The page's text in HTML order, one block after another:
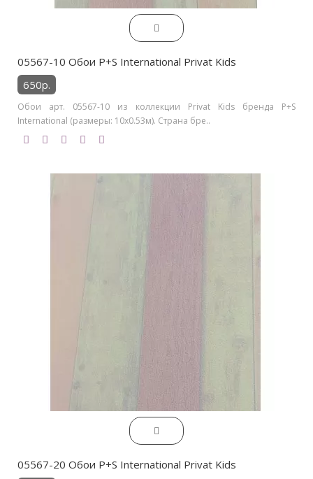
05567-10 Обои P+S International Privat Kids
650р.
Обои арт. 05567-10 из коллекции Privat Kids бренда P+S
International (размеры: 10х0.53м). Страна бре..
05567-20 Обои P+S International Privat Kids